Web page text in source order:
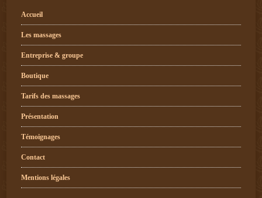
Accueil
Les massages
Entreprise & groupe
Boutique
Tarifs des massages
Présentation
Témoignages
Contact
Mentions légales